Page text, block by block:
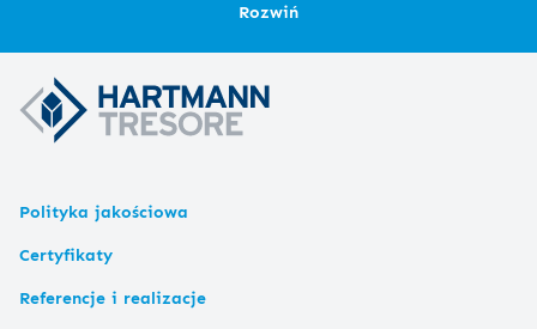
Rozwiń
Polityka jakościowa
Certyfikaty
Referencje i realizacje